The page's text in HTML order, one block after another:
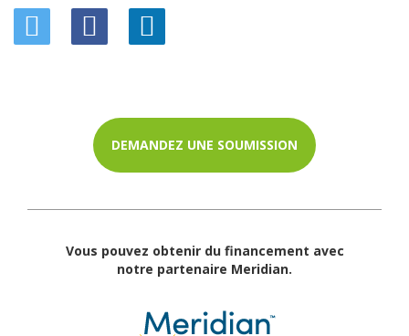
DEMANDEZ UNE SOUMISSION
Vous pouvez obtenir du financement avec
notre partenaire Meridian.